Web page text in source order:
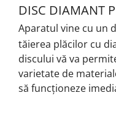
DISC DIAMANT
Aparatul vine cu un
tăierea plăcilor cu
discului vă va
varietate de
să funcționeze